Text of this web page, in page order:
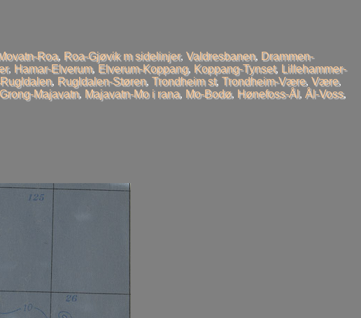
Roa, Roa-Gjøvik m sidelinjer, Valdresbanen, Drammen-
, Hamar-Elverum, Elverum-Koppang, Koppang-Tynset, Lillehammer-
, Rugldalen-Støren, Trondheim st, Trondheim-Være, Være,
Grong-Majavatn, Majavatn-Mo i rana, Mo-Bodø, Hønefoss-Ål, Ål-Voss,